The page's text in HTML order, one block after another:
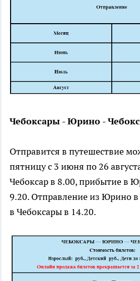
Чебоксары - Юрино -
Отправится в путешествие
пятницу с 3 июня по 26
Чебоксар в 8.00, прибытие в
9.20. Отправление из Юрино
в Чебоксары в 14.20.